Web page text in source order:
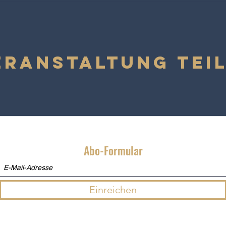
Abo-Formular
Einreichen